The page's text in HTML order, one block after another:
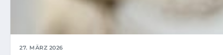
27. MÄRZ 2026